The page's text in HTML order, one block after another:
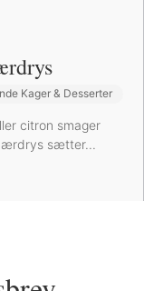
Kager & Desserter
citron smager
sætter...